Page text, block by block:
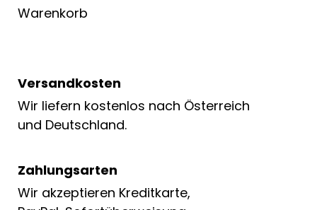
Warenkorb
Versandkosten
Wir liefern kostenlos nach Österreich
und Deutschland.
Zahlungsarten
Wir akzeptieren Kreditkarte,